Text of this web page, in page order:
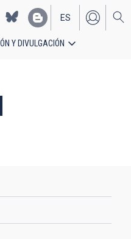
EN
ES
Y DIVULGACIÓN